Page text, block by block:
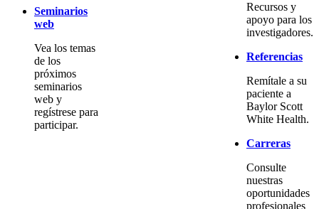
Seminarios
web
Vea los temas
de los
próximos
seminarios
web y
regístrese para
participar.
Recursos y
apoyo para los
investigadores.
Referencias
Remítale a su
paciente a
Baylor Scott
White Health.
Carreras
Consulte
nuestras
oportunidades
profesionales